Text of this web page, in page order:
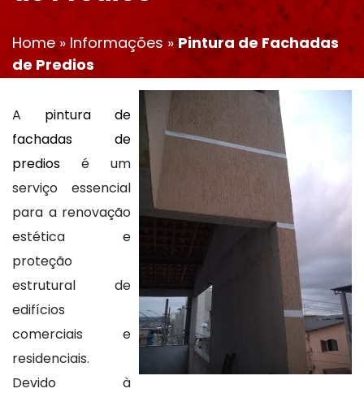
Home » Informações » Pintura de Fachadas
de Predios
A pintura de
fachadas de
predios é um
serviço essencial
para a renovação
estética e
proteção
estrutural de
edifícios
comerciais e
residenciais.
Devido à